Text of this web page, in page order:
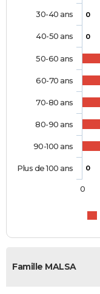
0
0
0
30-40 ans
40-50 ans
50-60 ans
60-70 ans
70-80 ans
80-90 ans
90-100 ans
Plus de 100 ans
0
Famille MALSA